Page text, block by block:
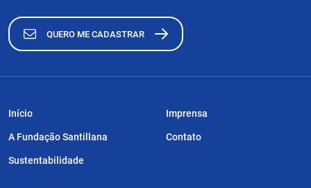
QUERO ME CADASTRAR
Início
A Fundação Santillana
Sustentabilidade
Imprensa
Contato